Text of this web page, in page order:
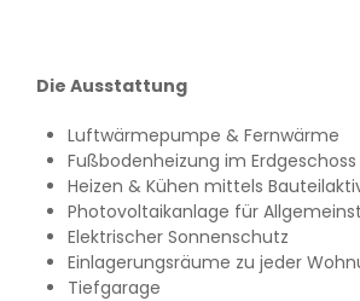
Die Ausstattung
Luftwärmepumpe & Fernwärme
Fußbodenheizung im Erdgeschoss
Heizen & Kühen mittels
Photovoltaikanlage für
Elektrischer Sonnenschutz
Einlagerungsräume zu jeder
Tiefgarage